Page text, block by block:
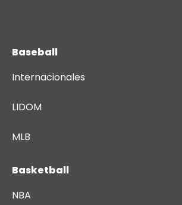
Baseball
Internacionales
LIDOM
MLB
Basketball
NBA